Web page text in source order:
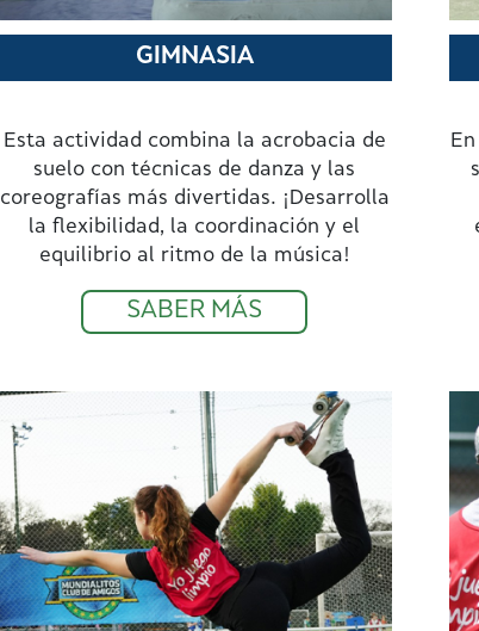
GIMNASIA
Esta actividad combina la acrobacia de
suelo con técnicas de danza y las
coreografías más divertidas. ¡Desarrolla
la flexibilidad, la coordinación y el
equilibrio al ritmo de la música!
SABER MÁS